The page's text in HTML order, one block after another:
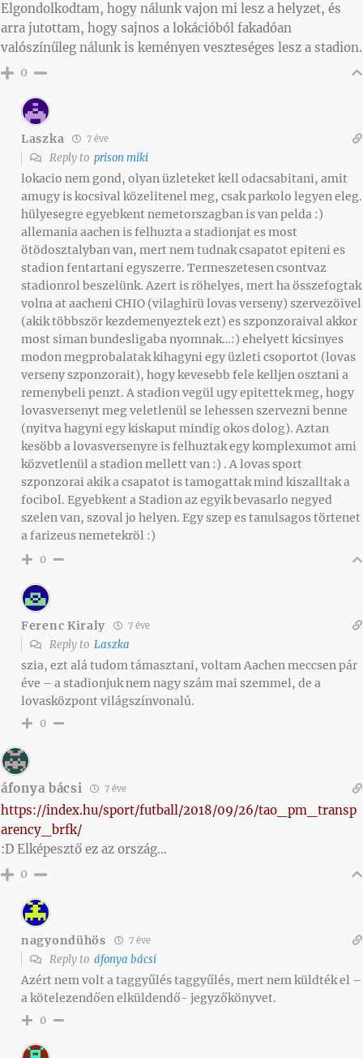
Elgondolkodtam, hogy nálunk vajon mi lesz a helyzet, és
arra jutottam, hogy sajnos a lokációból fakadóan
valószínűleg nálunk is keményen veszteséges lesz a stadion.
0
Laszka 7 éve
Reply to prison miki
lokacio nem gond, olyan üzleteket kell odacsabitani, amit
amugy is kocsival közelitenel meg, csak parkolo legyen eleg.
hülyesegre egyebkent nemetorszagban is van pelda :)
allemania aachen is felhuzta a stadionjat es most
ötödosztalyban van, mert nem tudnak csapatot epiteni es
stadion fentartani egyszerre. Termeszetesen csontvaz
stadionrol beszelünk. Azert is röhelyes, mert ha összefogtak
volna at aacheni CHIO (vilaghirü lovas verseny) szervezöivel
(akik többször kezdemenyeztek ezt) es szponzoraival akkor
most siman bundesligaba nyomnak…:) ehelyett kicsinyes
modon megprobalatak kihagyni egy üzleti csoportot (lovas
verseny szponzorait), hogy kevesebb fele kelljen osztani a
remenybeli penzt. A stadion vegül ugy epitettek meg, hogy
lovasversenyt meg veletlenül se lehessen szervezni benne
(nyitva hagyni egy kiskaput mindig okos dolog). Aztan
kesöbb a lovasversenyre is felhuztak egy komplexumot ami
közvetlenül a stadion mellett van :) . A lovas sport
szponzorai akik a csapatot is tamogattak mind kiszalltak a
focibol. Egyebkent a Stadion az egyik bevasarlo negyed
szelen van, szoval jo helyen. Egy szep es tanulsagos törtenet
a farizeus nemetekröl :)
0
Ferenc Kiraly 7 éve
Reply to Laszka
szia, ezt alá tudom támasztani, voltam Aachen meccsen pár
éve – a stadionjuk nem nagy szám mai szemmel, de a
lovasközpont világszínvonalú.
0
áfonya bácsi 7 éve
https://index.hu/sport/futball/2018/09/26/tao_pm_transp
arency_brfk/
:D Elképesztő ez az ország…
0
nagyondühös 7 éve
Reply to áfonya bácsi
Azért nem volt a taggyűlés taggyűlés, mert nem küldték el –
a kötelezendően elküldendő- jegyzőkönyvet.
0